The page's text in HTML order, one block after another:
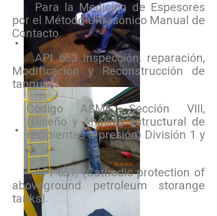
Para la Medición de Espesores
por el Método Ultrasónico Manual de
Contacto.
API 653 Inspección, reparación,
Modificación y Reconstrucción de
tanques.
Código ASME Sección VIII,
(Diseño y Análisis estructural de
recipientes a presión) División 1 y
2
API 651, (Cathodic protection of
aboveground petroleum storange
tanks).